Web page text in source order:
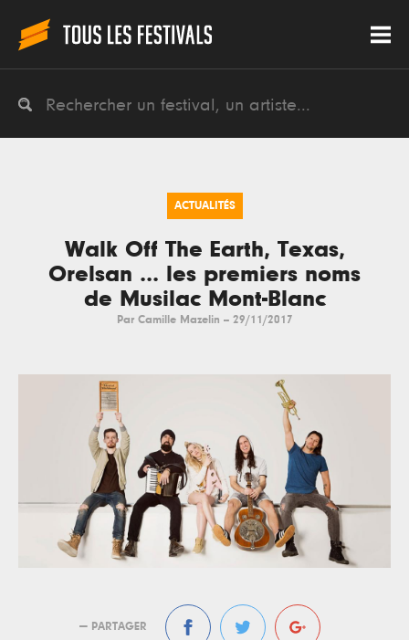
ACTUALITÉS
Walk Off The Earth, Texas,
Orelsan ... les premiers noms
de Musilac Mont-Blanc
Par Camille Mazelin -- 29/11/2017
— PARTAGER